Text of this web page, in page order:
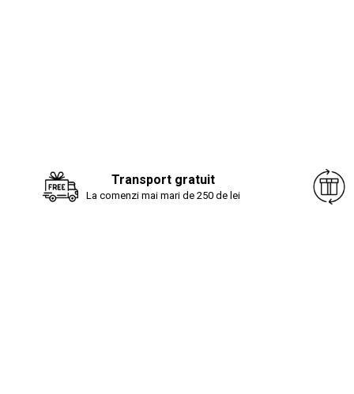
Transport gratuit
La comenzi mai mari de 250 de lei